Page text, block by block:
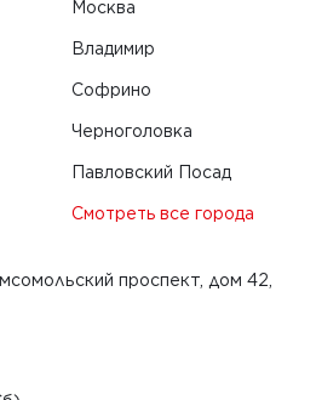
Москва
Владимир
Софрино
Черноголовка
Павловский Посад
Смотреть все города
проспект, дом 42,